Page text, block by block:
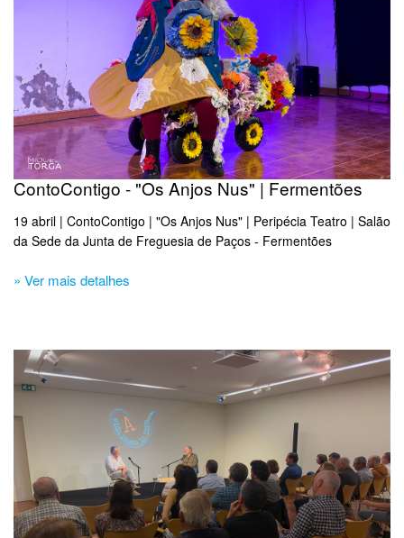
ContoContigo - "Os Anjos Nus" | Fermentões
19 abril | ContoContigo | "Os Anjos Nus" | Peripécia Teatro | Salão
da Sede da Junta de Freguesia de Paços - Fermentões
» Ver mais detalhes